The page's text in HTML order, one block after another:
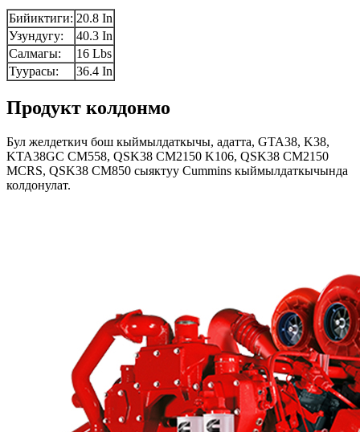
Бийиктиги: 20.8 In
Узундугу:
40.3 In
Салмагы:
16 Lbs
Туурасы:
36.4 In
Продукт колдонмо
Бул желдеткич бош кыймылдаткычы, адатта, GTA38, K38,
KTA38GC CM558, QSK38 CM2150 K106, QSK38 CM2150
MCRS, QSK38 CM850 сыяктуу Cummins кыймылдаткычында
колдонулат.